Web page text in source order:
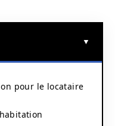
pour le locataire